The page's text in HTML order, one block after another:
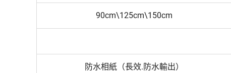
90cm\125cm\150cm
防水相紙（長效.防水輸出）